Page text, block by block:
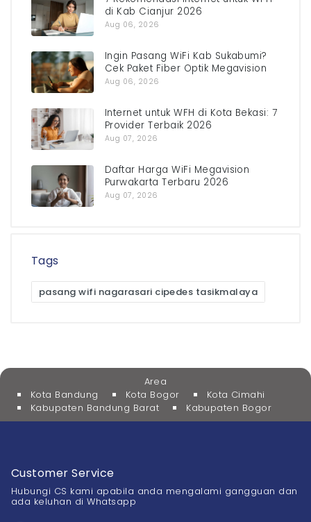
di Kab Cianjur 2026
Aug 06, 2026
Ingin Pasang WiFi Kab Sukabumi?
Cek Paket Fiber Optik Megavision
Aug 06, 2026
Internet untuk WFH di Kota Bekasi: 7
Provider Terbaik 2026
Aug 07, 2026
Daftar Harga WiFi Megavision
Purwakarta Terbaru 2026
Aug 07, 2026
Tags
pasang wifi nagarasari cipedes tasikmalaya
Area
Kota Bandung
Kota Bogor
Kota Cimahi
Kabupaten Bandung Barat
Kabupaten Bogor
Customer Service
Hubungi CS kami apabila anda mengalami gangguan dan
ada keluhan di Whatsapp